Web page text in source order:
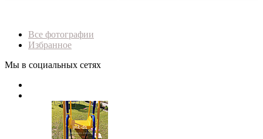
Все фотографии
Избранное
Мы в социальных сетях